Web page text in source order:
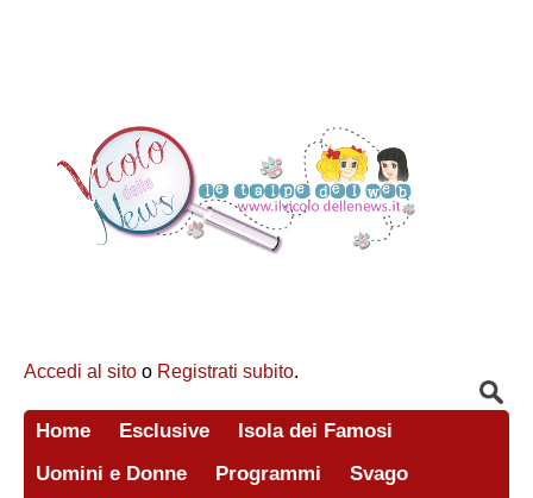
Accedi al sito o Registrati subito.
Home Esclusive
Isola dei Famosi
Uomini e Donne
Programmi
Svago